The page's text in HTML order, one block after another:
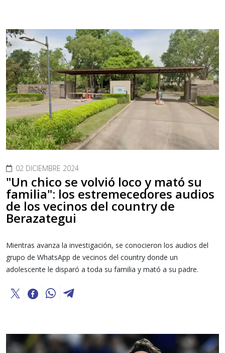
02 DICIEMBRE 2024
"Un chico se volvió loco y mató su
familia": los estremecedores audios
de los vecinos del country de
Berazategui
Mientras avanza la investigación, se conocieron los audios del
grupo de WhatsApp de vecinos del country donde un
adolescente le disparó a toda su familia y mató a su padre.